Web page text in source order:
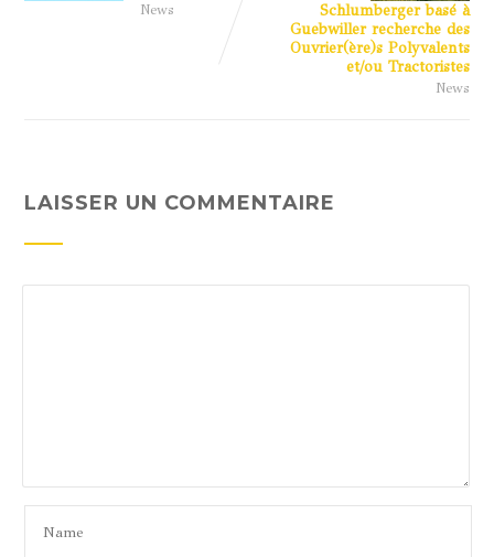
News
Schlumberger basé à
Guebwiller recherche des
Ouvrier(ère)s Polyvalents
et/ou Tractoristes
News
LAISSER UN COMMENTAIRE